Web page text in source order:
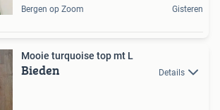
Bergen op Zoom Gisteren
Mooie turquoise top mt L
Bieden Details